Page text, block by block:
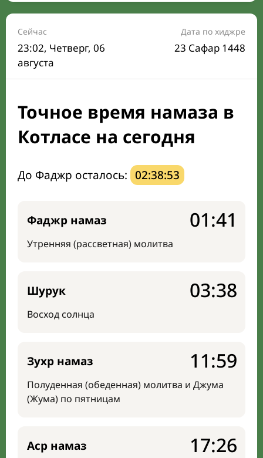
Время намаза на сегодня
Расписание на месяц
Время Сухура и Ифтара на сегодня
Календарь рамадана
Направление киблы
Сейчас
23:02, Четверг, 06
августа
Дата по хиджре
23 Сафар 1448
Точное время намаза в
Котласе на сегодня
До Фаджр осталось: 02:38:52
Фаджр намаз
Утренняя (рассветная) молитва
01:41
Шурук
Восход солнца
03:38
Зухр намаз
Полуденная (обеденная) молитва и Джума
(Жума) по пятницам
11:59
Аср намаз 17:26